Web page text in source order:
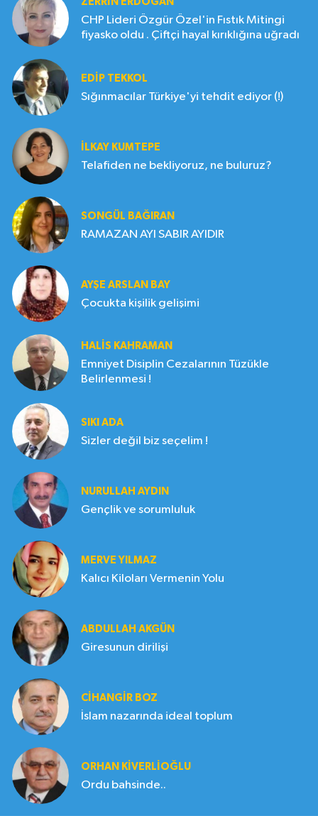
CHP Lideri Özgür Özel'in Fıstık Mitingi
fiyasko oldu . Çiftçi hayal kırıklığına uğradı
EDIP TEKKOL
Sığınmacılar Türkiye'yi tehdit ediyor (!)
İLKAY KUMTEPE
Telafiden ne bekliyoruz, ne buluruz?
SONGÜL BAĞIRAN
RAMAZAN AYI SABIR AYIDIR
AYŞE ARSLAN BAY
Çocukta kişilik gelişimi
HALIS KAHRAMAN
Emniyet Disiplin Cezalarının Tüzükle
Belirlenmesi !
SIKI ADA
Sizler değil biz seçelim !
NURULLAH AYDIN
Gençlik ve sorumluluk
MERVE YILMAZ
Kalıcı Kiloları Vermenin Yolu
ABDULLAH AKGÜN
Giresunun dirilişi
CIHANGIR BOZ
İslam nazarında ideal toplum
ORHAN KIVERLIOĞLU
Ordu bahsinde..